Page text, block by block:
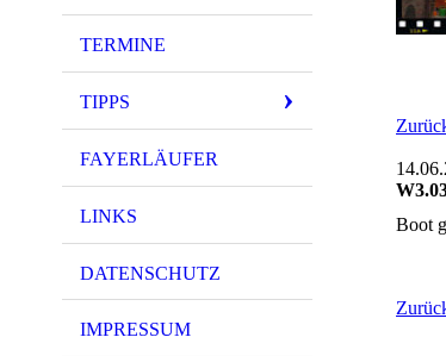
TERMINE
TIPPS
FAYERLÄUFER
LINKS
DATENSCHUTZ
IMPRESSUM
Boot